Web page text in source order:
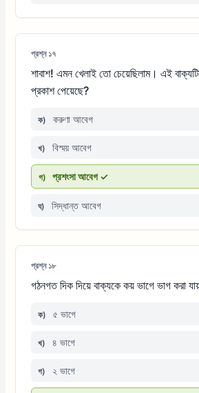
প্রশ্ন ১৭
শাবাশ! এমন খেলাই তো চেয়েছিলাম। এই
প্রকাশ পেয়েছে?
ক) করুণা আবেগ
খ) বিস্ময় আবেগ
গ) প্রশংসা আবেগ ✓
ঘ) সিদ্ধান্ত আবেগ
প্রশ্ন ১৮
গঠনগত দিক দিয়ে বাক্যকে কয় ভাগে ভাগ করা
ক) ৫ ভাগে
খ) ৪ ভাগে
গ) ২ ভাগে